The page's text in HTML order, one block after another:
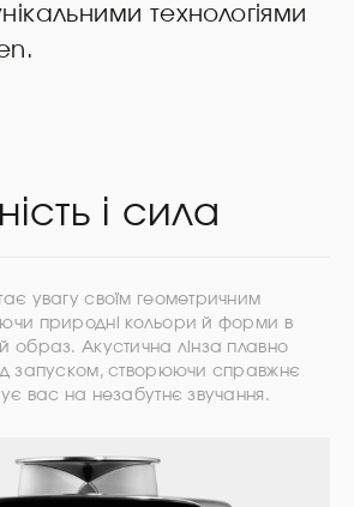
технологіями
і сила
увагу своїм геометричним
природні кольори й форми в
образ. Акустична лінза плавно
запуском, створюючи справжнє
вас на незабутнє звучання.